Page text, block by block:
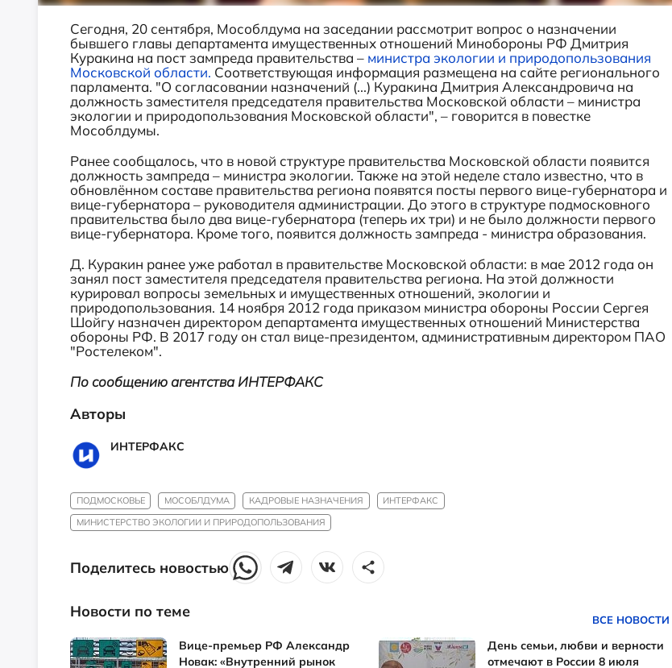
Сегодня, 20 сентября, Мособлдума на заседании рассмотрит вопрос о назначении
бывшего главы департамента имущественных отношений Минобороны РФ Дмитрия
Куракина на пост зампреда правительства – министра экологии и природопользования
Московской области. Соответствующая информация размещена на сайте регионального
парламента. "О согласовании назначений (...) Куракина Дмитрия Александровича на
должность заместителя председателя правительства Московской области – министра
экологии и природопользования Московской области", – говорится в повестке
Мособлдумы.
Ранее сообщалось, что в новой структуре правительства Московской области появится
должность зампреда – министра экологии. Также на этой неделе стало известно, что в
обновлённом составе правительства региона появятся посты первого вице-губернатора и
вице-губернатора – руководителя администрации. До этого в структуре подмосковного
правительства было два вице-губернатора (теперь их три) и не было должности первого
вице-губернатора. Кроме того, появится должность зампреда - министра образования.
Д. Куракин ранее уже работал в правительстве Московской области: в мае 2012 года он
занял пост заместителя председателя правительства региона. На этой должности
курировал вопросы земельных и имущественных отношений, экологии и
природопользования. 14 ноября 2012 года приказом министра обороны России Сергея
Шойгу назначен директором департамента имущественных отношений Министерства
обороны РФ. В 2017 году он стал вице-президентом, административным директором ПАО
"Ростелеком".
По сообщению агентства ИНТЕРФАКС
Авторы
ИНТЕРФАКС
ПОДМОСКОВЬЕ МОСОБЛДУМА КАДРОВЫЕ НАЗНАЧЕНИЯ
ИНТЕРФАКС
МИНИСТЕРСТВО ЭКОЛОГИИ И ПРИРОДОПОЛЬЗОВАНИЯ
Поделитесь новостью
Новости по теме ВСЕ НОВОСТИ
Вице-премьер РФ Александр
Новак: «Внутренний рынок
День семьи, любви и верности
отмечают в России 8 июля